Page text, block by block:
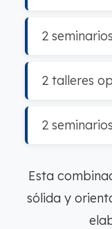
2
2 talleres
2
Esta
sólida y